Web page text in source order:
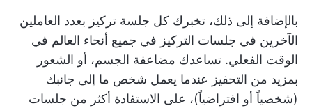
بالإضافة إلى ذلك، تخبرك كل جلسة تركيز بعدد العاملين
الآخرين في جلسات التركيز في جميع أنحاء العالم في
الوقت الفعلي. تساعدك مضاعفة الجسم، أو الشعور
بمزيد من التحفيز عندما يعمل شخص ما إلى جانبك
(شخصياً أو افتراضياً)، على الاستفادة أكثر من جلسات